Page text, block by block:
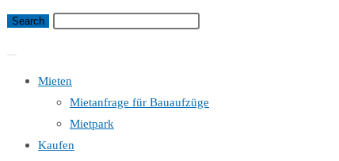
Mieten
Mietanfrage für Bauaufzüge
Mietpark
Kaufen